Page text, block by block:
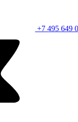
+7 495 649